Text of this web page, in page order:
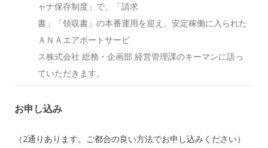
ャナ保存制度」で、「請求
書」「領収書」の本番運用を迎え、安定稼働に入られた
ＡＮＡエアポートサービ
ス株式会社 総務・企画部 経営管理課のキーマンに語っ
ていただきます。
お申し込み
（2通りあります。ご都合の良い方法でお申し込みください）